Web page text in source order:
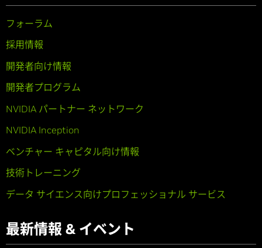
フォーラム
採用情報
開発者向け情報
開発者プログラム
NVIDIA パートナー ネットワーク
NVIDIA Inception
ベンチャー キャピタル向け情報
技術トレーニング
データ サイエンス向けプロフェッショナル サービス
最新情報 & イベント